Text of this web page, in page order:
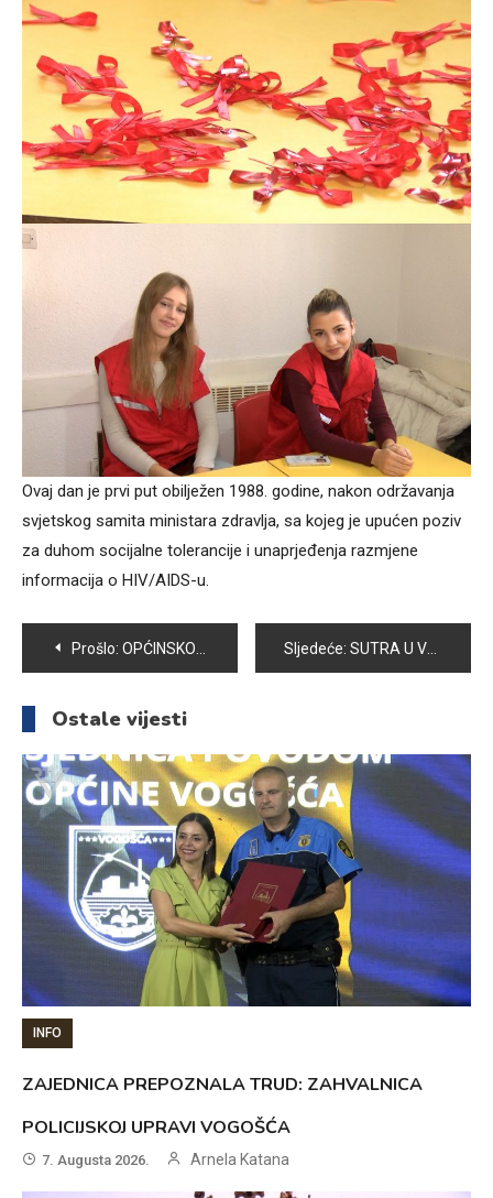
Ovaj dan je prvi put obilježen 1988. godine, nakon održavanja
svjetskog samita ministara zdravlja, sa kojeg je upućen poziv
za duhom socijalne tolerancije i unaprjeđenja razmjene
informacija o HIV/AIDS-u.
Navigacija
članaka
Prošlo: OPĆINSKO VIJEĆE VOGOŠĆA ODRŽALO KONSTITUIRAJUĆU SJEDNICU U NOVOM SAZIVU, IZABRAN NOVI PREDSJEDAVAJUĆI I ZAMJENICI Sljedeće: SUTRA U VOGOŠĆI PROMOCIJA KNJIGE „OČIMA VOJNIKA“ AUTORA NOGO MUHAMEDA
Ostale vijesti
INFO
ZAJEDNICA PREPOZNALA TRUD: ZAHVALNICA
POLICIJSKOJ UPRAVI VOGOŠĆA
7. Augusta 2026. Arnela Katana